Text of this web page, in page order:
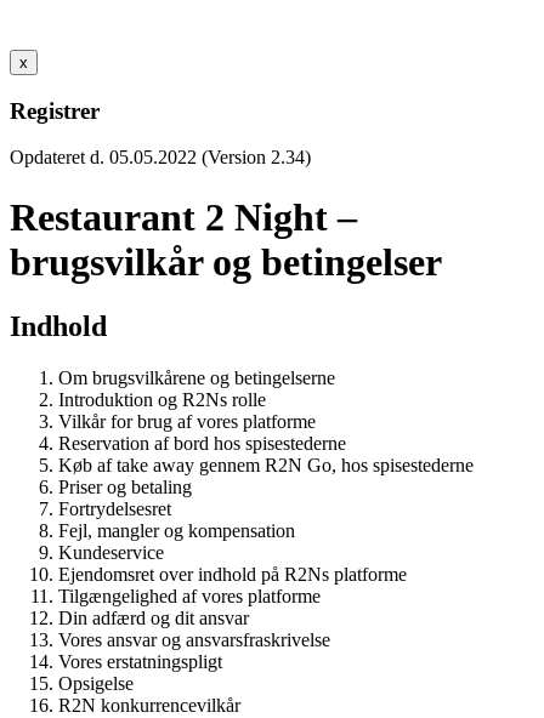
x
Registrer
Opdateret d. 05.05.2022 (Version 2.34)
Restaurant 2 Night –
brugsvilkår og betingelser
Indhold
Om brugsvilkårene og betingelserne
Introduktion og R2Ns rolle
Vilkår for brug af vores platforme
Reservation af bord hos spisestederne
Køb af take away gennem R2N Go, hos spisestederne
Priser og betaling
Fortrydelsesret
Fejl, mangler og kompensation
Kundeservice
Ejendomsret over indhold på R2Ns platforme
Tilgængelighed af vores platforme
Din adfærd og dit ansvar
Vores ansvar og ansvarsfraskrivelse
Vores erstatningspligt
Opsigelse
R2N konkurrencevilkår